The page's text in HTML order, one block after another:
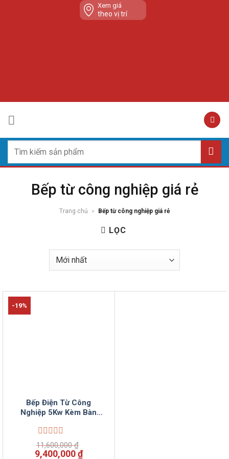
Xem giá
theo vị trí
kiếm:
Bếp từ công nghiệp giá rẻ
Trang chủ » Bếp từ công nghiệp giá rẻ
LỌC
-19%
Bếp Điện Từ Công
Nghiệp 5Kw Kèm Bàn
Được
xếp
11,600,000₫
Giá
9,400,000₫Giá